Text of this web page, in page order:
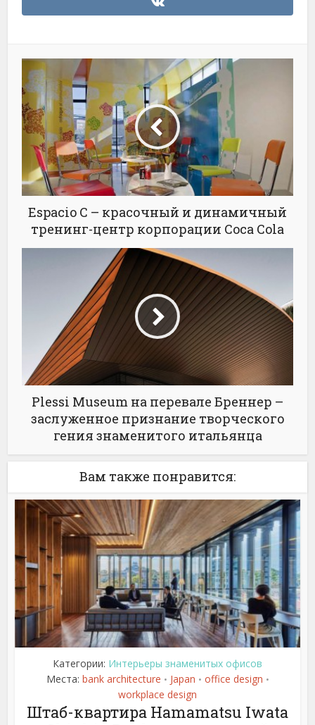
Espacio C – красочный и динамичный
тренинг-центр корпорации Coca Cola
Plessi Museum на перевале Бреннер –
заслуженное признание творческого
гения знаменитого итальянца
Вам также понравится:
Категории: Интерьеры знаменитых офисов
Места: bank architecture • Japan • office design •
workplace design
Штаб-квартира Hamamatsu Iwata